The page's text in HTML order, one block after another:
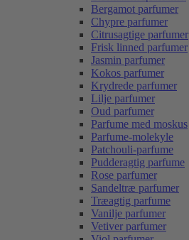
Bergamot parfumer
Chypre parfumer
Citrusagtige parfumer
Frisk linned parfumer
Jasmin parfumer
Kokos parfumer
Krydrede parfumer
Lilje parfumer
Oud parfumer
Parfume med moskus
Parfume-molekyle
Patchouli-parfume
Pudderagtig parfume
Rose parfumer
Sandeltræ parfumer
Træagtig parfume
Vanilje parfumer
Vetiver parfumer